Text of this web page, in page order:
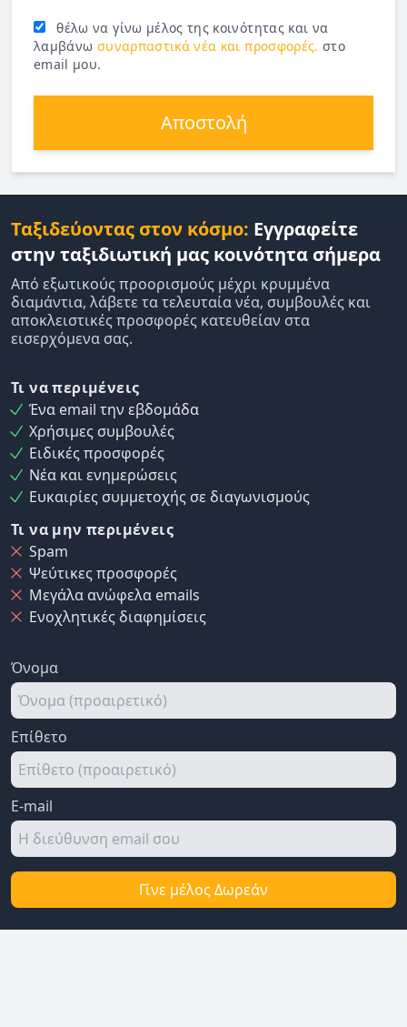
θέλω να γίνω μέλος της κοινότητας και να
λαμβάνω συναρπαστικά νέα και προσφορές. στο
email μου.
Αποστολή
Ταξιδεύοντας στον κόσμο: Εγγραφείτε
στην ταξιδιωτική μας κοινότητα σήμερα
Από εξωτικούς προορισμούς μέχρι κρυμμένα
διαμάντια, λάβετε τα τελευταία νέα, συμβουλές και
αποκλειστικές προσφορές κατευθείαν στα
εισερχόμενα σας.
Τι να περιμένεις
Ένα email την εβδομάδα
Χρήσιμες συμβουλές
Ειδικές προσφορές
Νέα και ενημερώσεις
Ευκαιρίες συμμετοχής σε διαγωνισμούς
Τι να μην περιμένεις
Spam
Ψεύτικες προσφορές
Μεγάλα ανώφελα emails
Ενοχλητικές διαφημίσεις
Όνομα
Επίθετο
E-mail
Γίνε μέλος Δωρεάν